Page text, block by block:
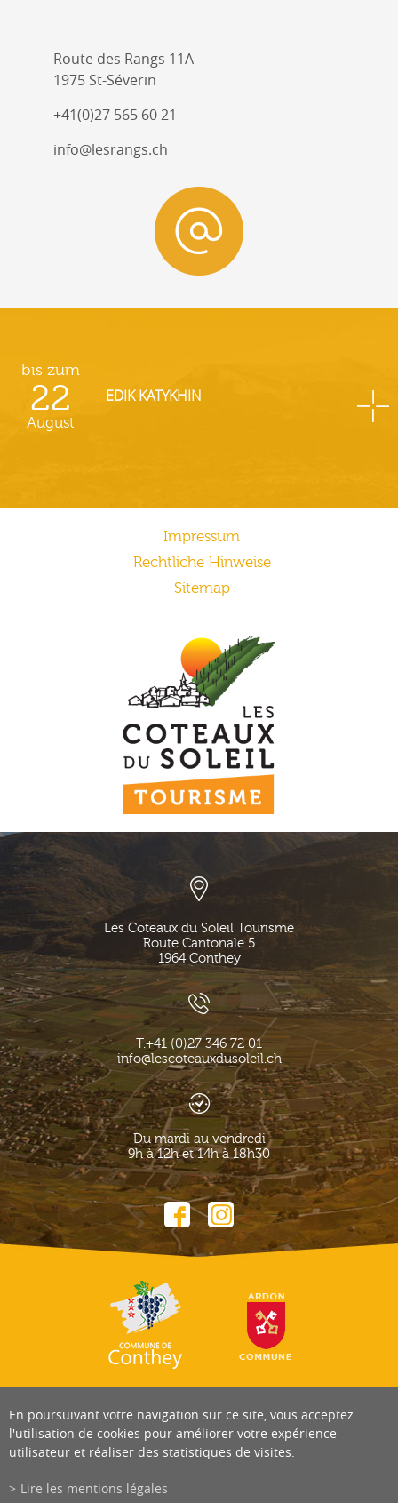
Route des Rangs 11A
1975 St-Séverin
+41(0)27 565 60 21
info@lesrangs.ch
bis zum
22
August
EDIK KATYKHIN
Impressum
Rechtliche Hinweise
Sitemap
Les Coteaux du Soleil Tourisme
Route Cantonale 5
1964 Conthey
T.+41 (0)27 346 72 01
info@lescoteauxdusoleil.ch
Du mardi au vendredi
9h à 12h et 14h à 18h30
En poursuivant votre navigation sur ce site, vous acceptez
l'utilisation de cookies pour améliorer votre expérience
utilisateur et réaliser des statistiques de visites.
Lire les mentions légales